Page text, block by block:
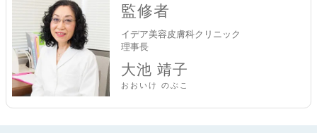
監修者
イデア美容皮膚科クリニック
理事長
大池 靖子
おおいけ のぶこ